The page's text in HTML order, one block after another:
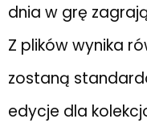
dnia w grę
Z plików wynika
zostaną
edycje dla